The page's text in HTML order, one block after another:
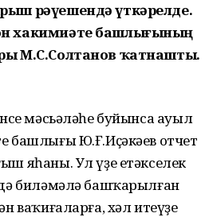
рәүешендә үткәрелде.
хакимиәте башлығының
М.С.Солтанов ҡатнашты.
мәсьәләһе буйынса ауыл
башлығы Ю.Ғ.Иҫәкәев отчет
яһаны. Ул үҙе етәкселек
биләмәлә башҡарылған
ваҡиғаларға, хәл итеүҙе